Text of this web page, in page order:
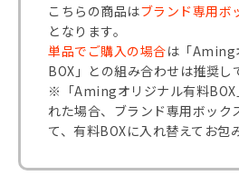
こちらの商品はブランド専用ボ
となります。
単品でご購入の場合は「Aming
BOX」との組み合わせは推奨し
※「Amingオリジナル有料BOX
れた場合、ブランド専用ボック
て、有料BOXに入れ替えてお包